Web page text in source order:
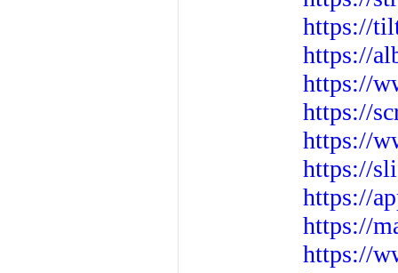
https://
https://
https://
https://
https://
https://
https://
https://
https://